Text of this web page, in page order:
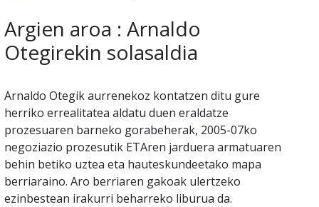
Argien aroa : Arnaldo
Otegirekin solasaldia
Arnaldo Otegik aurrenekoz kontatzen ditu gure
herriko errealitatea aldatu duen eraldatze
prozesuaren barneko gorabeherak, 2005-07ko
negoziazio prozesutik ETAren jarduera armatuaren
behin betiko uztea eta hauteskundeetako mapa
berriaraino. Aro berriaren gakoak ulertzeko
ezinbestean irakurri beharreko liburua da.